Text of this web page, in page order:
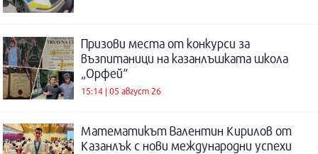
Призови места от конкурси за
възпитаници на казанлъшката школа
„Орфей“
15:14 | 05 август 26
Математикът Валентин Кирилов от
Казанлък с нови международни успехи